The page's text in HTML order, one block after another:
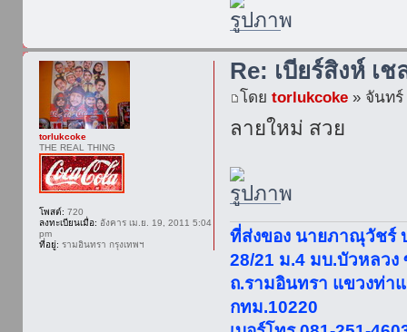
Re: เบียร์สิงห์ เ
โดยtorlukcoke » จันทร์
ลายใหม่ สวย
ที่ส่งของ นายภาณุวัชร์
28/21 ม.4 มบ.บัวหลวง
ถ.รามอินทรา แขวงท่าแ
กทม.10220
torlukcoke
THE REAL THING
โพสต์: 720
ลงทะเบียนเมื่อ: อังคาร เม.ย. 19, 2011 5:04
pm
ที่อยู่: รามอินทรา กรุงเทพฯ